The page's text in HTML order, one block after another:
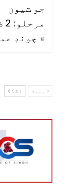
جو ٽيون
۾ چونڊ
پچھلا اگلا